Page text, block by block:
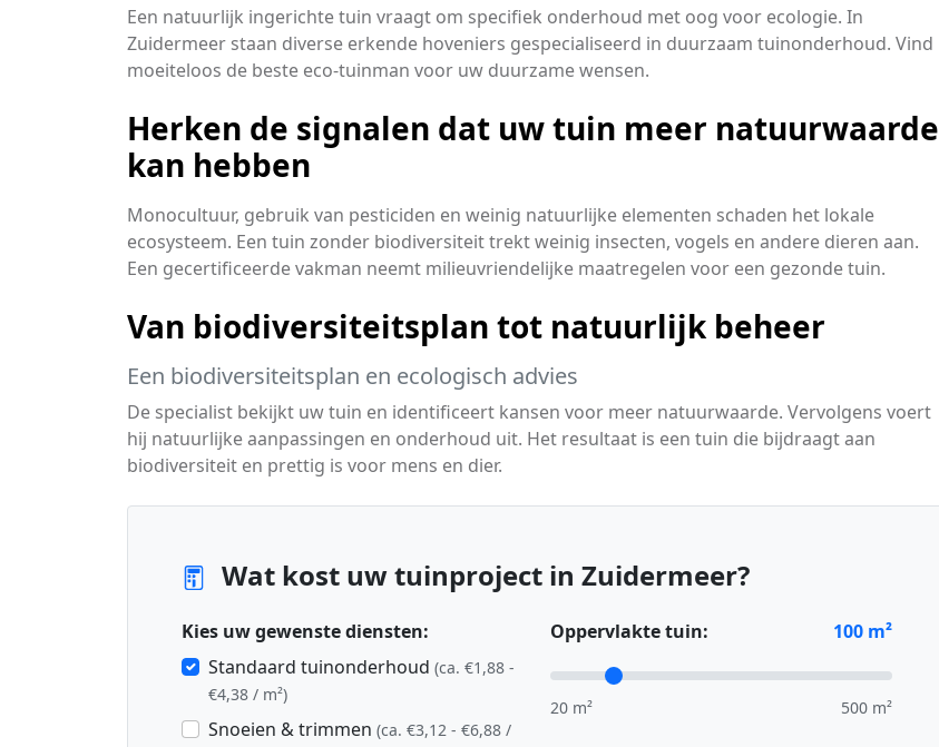
Een natuurlijk ingerichte tuin vraagt om specifiek onderhoud met oog voor ecologie. In
Zuidermeer staan diverse erkende hoveniers gespecialiseerd in duurzaam tuinonderhoud. Vind
moeiteloos de beste eco-tuinman voor uw duurzame wensen.
Herken de signalen dat uw tuin meer natuurwaarde
kan hebben
Monocultuur, gebruik van pesticiden en weinig natuurlijke elementen schaden het lokale
ecosysteem. Een tuin zonder biodiversiteit trekt weinig insecten, vogels en andere dieren aan.
Een gecertificeerde vakman neemt milieuvriendelijke maatregelen voor een gezonde tuin.
Van biodiversiteitsplan tot natuurlijk beheer
Een biodiversiteitsplan en ecologisch advies
De specialist bekijkt uw tuin en identificeert kansen voor meer natuurwaarde. Vervolgens voert
hij natuurlijke aanpassingen en onderhoud uit. Het resultaat is een tuin die bijdraagt aan
biodiversiteit en prettig is voor mens en dier.
Wat kost uw tuinproject in Zuidermeer?
Kies uw gewenste diensten:
Standaard tuinonderhoud (ca. €1,88 -
€4,38 / m²)
Snoeien & trimmen (ca. €3,12 - €6,88 /
Oppervlakte tuin: 100 m²
20 m² 500 m²